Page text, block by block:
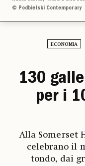
© Podbielski Contemporary
ECONOMIA
130
per i
Alla Somerset
celebrano il
tondo, dai